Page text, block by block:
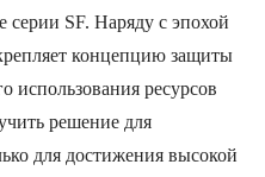
серии SF.Наряду сэпохой
концепцию защиты
использования ресурсов
решение для
для достижениявысокой